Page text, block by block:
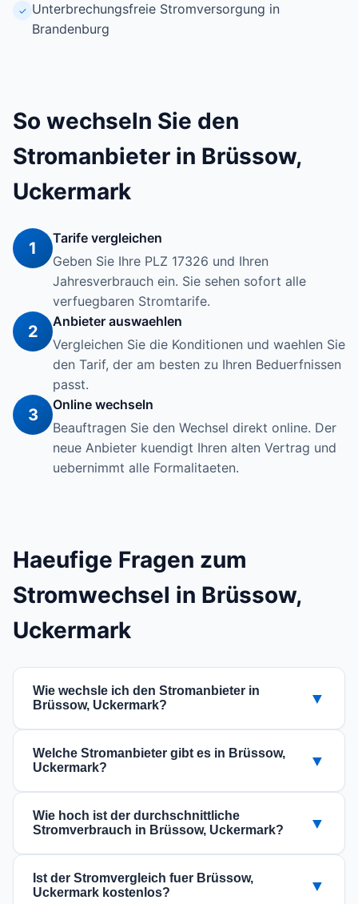
✓ Unterbrechungsfreie Stromversorgung in
Brandenburg
So wechseln Sie den
Stromanbieter in Brüssow,
Uckermark
1
Tarife vergleichen
Geben Sie Ihre PLZ 17326 und Ihren
Jahresverbrauch ein. Sie sehen sofort alle
verfuegbaren Stromtarife.
2
Anbieter auswaehlen
Vergleichen Sie die Konditionen und waehlen Sie
den Tarif, der am besten zu Ihren Beduerfnissen
passt.
3
Online wechseln
Beauftragen Sie den Wechsel direkt online. Der
neue Anbieter kuendigt Ihren alten Vertrag und
uebernimmt alle Formalitaeten.
Haeufige Fragen zum
Stromwechsel in Brüssow,
Uckermark
Wie wechsle ich den Stromanbieter in
Brüssow, Uckermark?
▼
Vergleich fuer die PLZ 17326, waehlen Sie einen
sich um die Kuendigung bei Ihrem aktuellen
Welche Stromanbieter gibt es in Brüssow,
Uckermark?
▼
Sie aus verschiedenen Stromanbietern waehlen.
Wie hoch ist der durchschnittliche
Stromverbrauch in Brüssow, Uckermark?
▼
Haushaltsgroesse ab. Ein 1-Personen-Haushalt
Ist der Stromvergleich fuer Brüssow,
Uckermark kostenlos?
▼